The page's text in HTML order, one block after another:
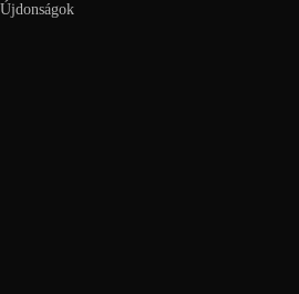
Újdonságok